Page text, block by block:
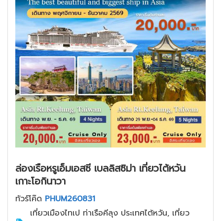
ล่องเรือหรูเอ็มเอสซี เบลลิสซิม่า เที่ยวไต้หวัน
เกาะโอกินาวา
ทัวร์โค๊ด PHUM260831
เที่ยวเมืองไทเป ท่าเรือคีลุง ประเทศไต้หวัน, เที่ยว